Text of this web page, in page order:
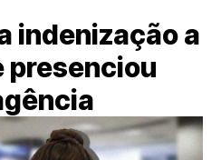
indenização a
presenciou